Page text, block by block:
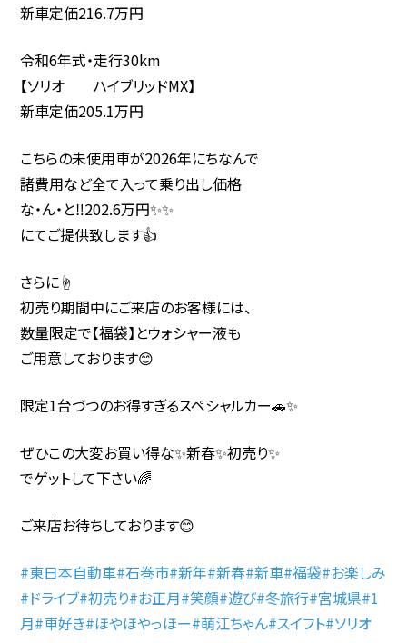
新車定価216.7万円
令和6年式・走行30km
【ソリオ ハイブリッドMX】
新車定価205.1万円
こちらの未使用車が2026年にちなんで
諸費用など全て入って乗り出し価格
な・ん・と‼️202.6万円✨✨
にてご提供致します👍
さらに☝️
初売り期間中にご来店のお客様には、
数量限定で【福袋】とウォシャー液も
ご用意しております😊
限定1台づつのお得すぎるスペシャルカー🚗✨
ぜひこの大変お買い得な✨新春✨初売り✨
でゲットして下さい🌈
ご来店お待ちしております😊
#東日本自動車#石巻市#新年#新春#新車#福袋#お楽しみ
#ドライブ#初売り#お正月#笑顔#遊び#冬旅行#宮城県#1
月#車好き#ほやほやっほー#萌江ちゃん#スイフト#ソリオ